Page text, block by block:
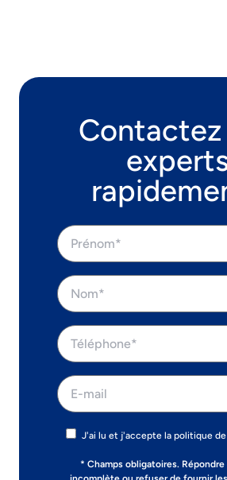
Contactez
J'ai lu et j'accepte la politique
* Champs obligatoires. Répondre